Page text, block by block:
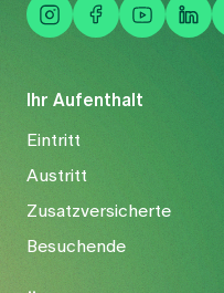
Ihr Aufenthalt
Eintritt
Austritt
Zusatzversicherte
Besuchende